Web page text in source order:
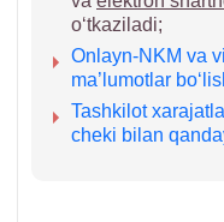
oʻtkaziladi;
Onlayn-NKM va
ma’lumotlar
Tashkilot
cheki bilan